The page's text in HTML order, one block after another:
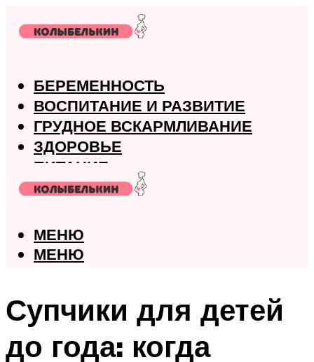
БЕРЕМЕННОСТЬ
ВОСПИТАНИЕ И РАЗВИТИЕ
ГРУДНОЕ ВСКАРМЛИВАНИЕ
ЗДОРОВЬЕ
ПИТАНИЕ
РОДЫ
МЕНЮ
МЕНЮ
Супчики для детей
до года: когда